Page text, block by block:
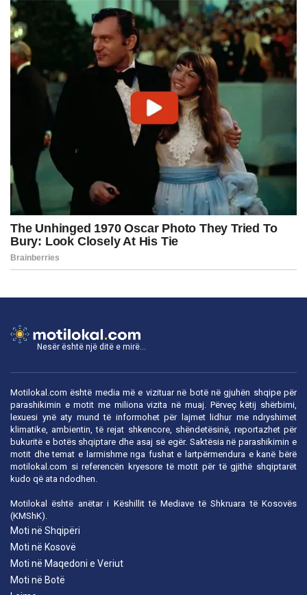
Nesër është një ditë e mirë...
Motilokal.com është media më e vizituar në botë në gjuhën shqipe për
parashikimin e motit me miliona vizita në muaj. Përveç këtij shërbimi,
lexuesi ynë aty mund të informohet për lajmet lidhur me ndryshimet
klimatike, ambientin, të rejat shkencore, shëndetësinë, reportazhet për
bukuritë e botës shqiptare dhe asaj së egër. Saktësia në parashikimin e
motit dhe temat e larmishme nga fushat e lartpërmendura e kanë bërë
motilokal.com si referencën kryesore të motit për të gjithë shqiptarët
kudo që ata ndodhen.
Motilokal është anëtar i Këshillit të Mediave të Shkruara të Kosovës
(KMShK).
Moti në Shqipëri
Moti në Kosovë
Moti në Maqedoni e Veriut
Moti në Botë